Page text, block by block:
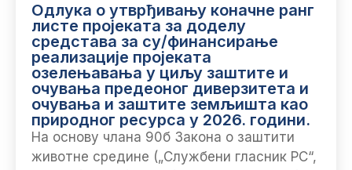
Одлука о утврђивању коначне ранг
листе пројеката за доделу
средстава за су/финансирање
реализације пројеката
озелењавања у циљу заштите и
очувања предеоног диверзитета и
очувања и заштите земљишта као
природног ресурса у 2026. години.
На основу члана 90б Закона о заштити
животне средине („Службени гласник РС“,